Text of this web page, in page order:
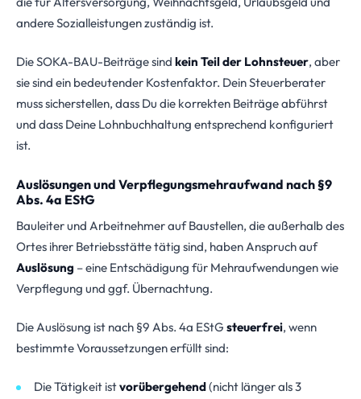
andere Sozialleistungen zuständig ist.
Die SOKA-BAU-Beiträge sind kein Teil der Lohnsteuer, aber
sie sind ein bedeutender Kostenfaktor. Dein Steuerberater
muss sicherstellen, dass Du die korrekten Beiträge abführst
und dass Deine Lohnbuchhaltung entsprechend konfiguriert
ist.
Auslösungen und Verpflegungsmehraufwand nach §9
Abs. 4a EStG
Bauleiter und Arbeitnehmer auf Baustellen, die außerhalb des
Ortes ihrer Betriebsstätte tätig sind, haben Anspruch auf
Auslösung – eine Entschädigung für Mehraufwendungen wie
Verpflegung und ggf. Übernachtung.
Die Auslösung ist nach §9 Abs. 4a EStG steuerfrei, wenn
bestimmte Voraussetzungen erfüllt sind:
Die Tätigkeit istvorübergehend(nicht länger als 3